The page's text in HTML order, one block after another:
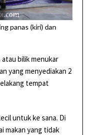
panas (kiri) dan
bilik menukar
yang menyediakan 2
tempat
untuk ke sana. Di
makan yang tidak